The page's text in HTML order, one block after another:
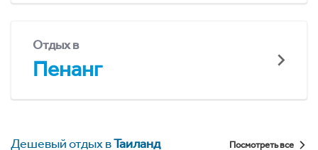
Отдых в
Пенанг
Дешевый отдых вТаиланд Посмотреть все